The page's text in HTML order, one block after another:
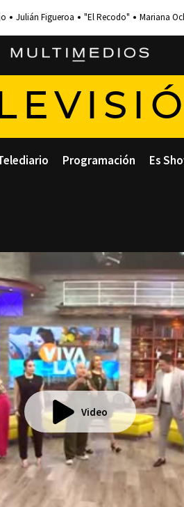
Julián Figueroa "El Recodo" Mariana
Programación Es
Video